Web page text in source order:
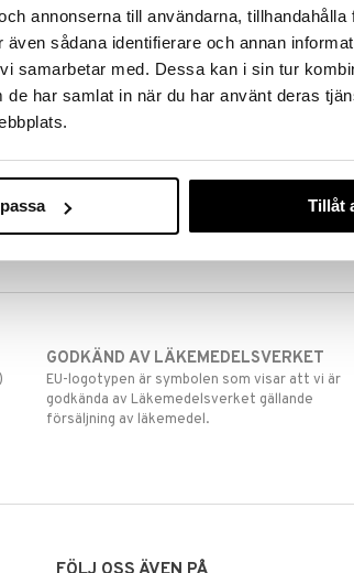
annonserna till användarna, tillhandahålla
sådana identifierare och annan
samarbetar med. Dessa kan i sin tur
har samlat in när du har använt deras
Tillåt
GODKÄND AV LÄKEMEDELSVERKET
EU-logotypen är symbolen som visar att vi är
godkända av Läkemedelsverket gällande
försäljning av läkemedel.